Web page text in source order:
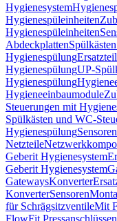
Hygienesystem
Hygienespüleinheiten
Hygienespüleinheiten
Abdeckplatten
Hygienespülung
HygienespülungUP-
Hygienespülung
Hygieneeinbaumodule
Steuerungen mit
Spülkästen und WC-
HygienespülungSensoren
Netzteile
Geberit Hygienesystem
Geberit Hygienesystem
GatewaysKonverter
KonverterSensoren
für SchrägsitzventileMit
FlowFit Pressanschlüssen